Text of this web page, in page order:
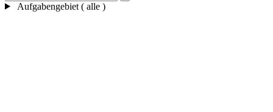
Aufgabengebiet ( alle )